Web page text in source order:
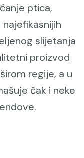
ptica,
slijetanja
proizvod
regije, a u
čak i neke